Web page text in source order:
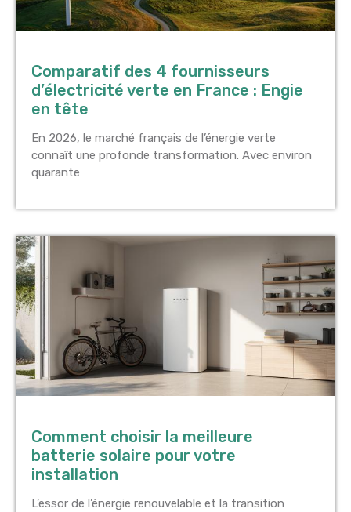
Comparatif des 4 fournisseurs
d’électricité verte en France : Engie
en tête
En 2026, le marché français de l’énergie verte
connaît une profonde transformation. Avec environ
quarante
Comment choisir la meilleure
batterie solaire pour votre
installation
L’essor de l’énergie renouvelable et la transition